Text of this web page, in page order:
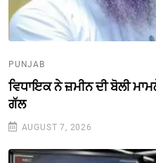
PUNJAB
ਵਿਧਾਇਕ ਨੇ ਜ਼ਮੀਨ ਦੀ ਬੋਲੀ
ਗੱਲ
AUGUST 7, 2026